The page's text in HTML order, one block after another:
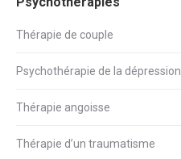
Thérapie de couple
Psychothérapie de la dépression
Thérapie angoisse
Thérapie d’un traumatisme